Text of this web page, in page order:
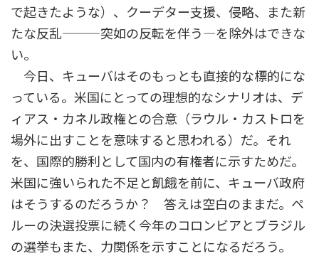
で起きたような）、クーデター支援、侵略、また新
たな反乱―――突如の反転を伴う―を除外はできな
い。
今日、キューバはそのもっとも直接的な標的にな
っている。米国にとっての理想的なシナリオは、デ
ィアス・カネル政権との合意（ラウル・カストロを
場外に出すことを意味すると思われる）だ。それ
を、国際的勝利として国内の有権者に示すためだ。
米国に強いられた不足と飢餓を前に、キューバ政府
はそうするのだろうか？ 答えは空白のままだ。ペ
ルーの決選投票に続く今年のコロンビアとブラジル
の選挙もまた、力関係を示すことになるだろう。